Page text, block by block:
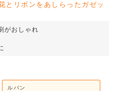
とリボンをあしらったガゼッ
がおしゃれ
ルバン